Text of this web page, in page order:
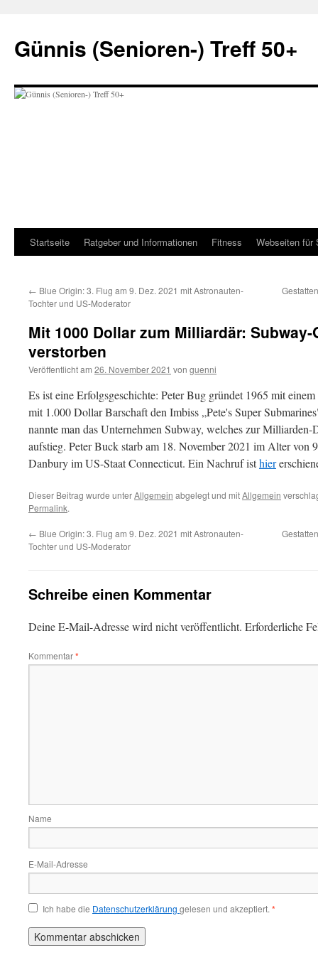
springen
Günnis (Senioren-) Treff 50+
Startseite Ratgeber und Informationen Fitness Webseiten für
← Blue Origin: 3. Flug am 9. Dez. 2021 mit Astronauten-
Tochter und US-Moderator
Mit 1000 Dollar zum Milliardär:
verstorben
Veröffentlicht am 26. November 2021 von guenni
Es ist eine Erfolgsgeschichte: Peter Bug gründet 1965 mit
mit 1.000 Dollar Barschaft den Imbiss „Pete's Super
nannte man das Unternehmen Subway, welches zur
aufstieg. Peter Buck starb am 18. November 2021 im Alter von
Danbury im US-Staat Connecticut. Ein Nachruf isthier
Dieser Beitrag wurde unterAllgemein abgelegt und mitAllgemein
Permalink.
← Blue Origin: 3. Flug am 9. Dez. 2021 mit Astronauten-
Tochter und US-Moderator
Schreibe einen Kommentar
Deine E-Mail-Adresse wird nicht veröffentlicht. Erforderliche
Kommentar*
Name
E-Mail-Adresse
Ich habe die Datenschutzerklärung gelesen und akzeptiert. *